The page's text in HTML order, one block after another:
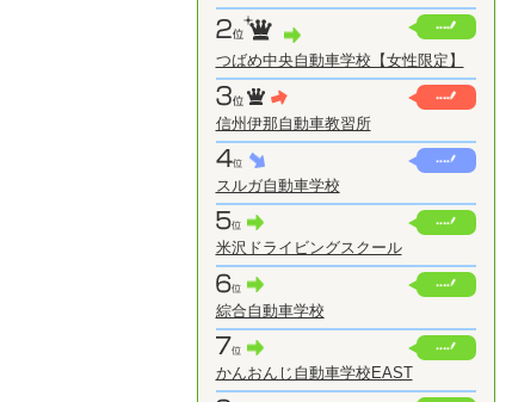
つばめ中央自動車学校【女性限定】
信州伊那自動車教習所
スルガ自動車学校
米沢ドライビングスクール
綜合自動車学校
かんおんじ自動車学校EAST